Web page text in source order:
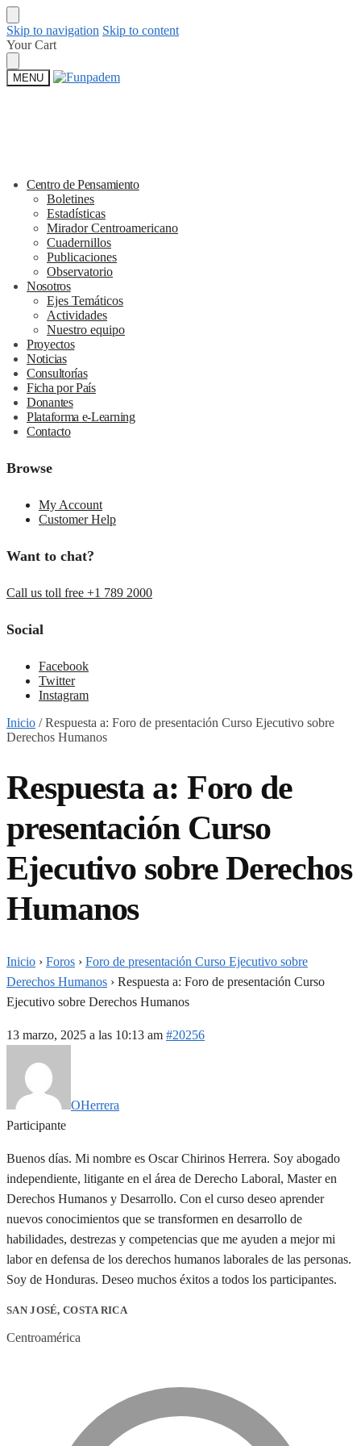
Skip to navigation Skip to content
Your Cart
MENU
Centro de Pensamiento
Boletines
Estadísticas
Mirador Centroamericano
Cuadernillos
Publicaciones
Observatorio
Nosotros
Ejes Temáticos
Actividades
Nuestro equipo
Proyectos
Noticias
Consultorías
Ficha por País
Donantes
Plataforma e-Learning
Contacto
Browse
My Account
Customer Help
Want to chat?
Call us toll free +1 789 2000
Social
Facebook
Twitter
Instagram
Inicio /Respuesta a: Foro de presentación Curso Ejecutivo sobre
Derechos Humanos
Respuesta a: Foro de
presentación Curso
Ejecutivo sobre Derechos
Humanos
Inicio › Foros › Foro de presentación Curso Ejecutivo sobre
Derechos Humanos › Respuesta a: Foro de presentación Curso
Ejecutivo sobre Derechos Humanos
13 marzo, 2025 a las 10:13 am #20256
OHerrera
Participante
Buenos días. Mi nombre es Oscar Chirinos Herrera. Soy abogado
independiente, litigante en el área de Derecho Laboral, Master en
Derechos Humanos y Desarrollo. Con el curso deseo aprender
nuevos conocimientos que se transformen en desarrollo de
habilidades, destrezas y competencias que me ayuden a mejor mi
labor en defensa de los derechos humanos laborales de las personas.
Soy de Honduras. Deseo muchos éxitos a todos los participantes.
SAN JOSÉ, COSTA RICA
Centroamérica